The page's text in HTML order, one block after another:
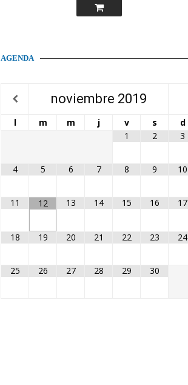
AGENDA
noviembre 2019
l m m j v s
d
1
2 3
4 5 6 7 8 9 10
11 12 13 14 15 16 17
18 19 20 21 22 23 24
25 26 27 28 29 30